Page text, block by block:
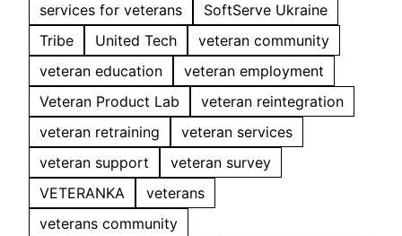
services for veterans
SoftServe Ukraine
Tribe
United Tech
veteran community
veteran education
veteran employment
Veteran Product Lab
veteran reintegration
veteran retraining
veteran services
veteran support
veteran survey
VETERANKA
veterans
veterans community